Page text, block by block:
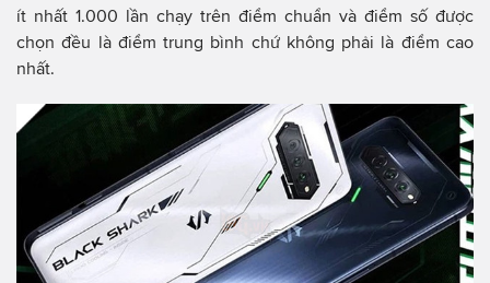
ít nhất 1.000 lần chạy trên điểm chuẩn và điểm số được
chọn đều là điểm trung bình chứ không phải là điểm cao
nhất.